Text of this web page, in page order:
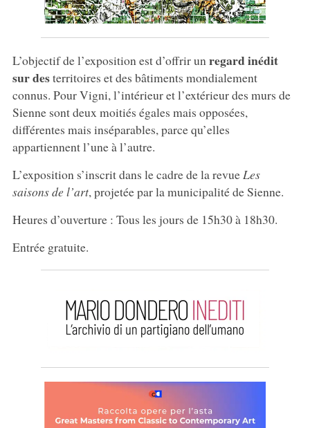
L’objectif de l’exposition est d’offrir un regard inédit
sur desterritoires et des bâtiments mondialement
connus. Pour Vigni, l’intérieur et l’extérieur des murs de
Sienne sont deux moitiés égales mais opposées,
différentes mais inséparables, parce qu’elles
appartiennent l’une à l’autre.
L’exposition s’inscrit dans le cadre de la revue Les
saisons de l’art, projetée par la municipalité de Sienne.
Heures d’ouverture : Tous les jours de 15h30 à 18h30.
Entrée gratuite.